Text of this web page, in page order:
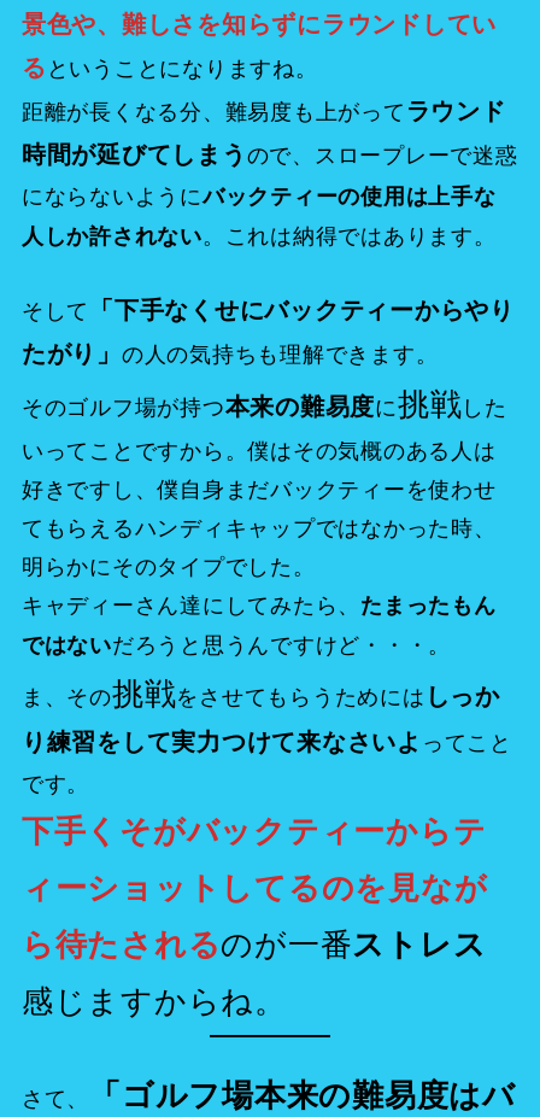
景色や、難しさを知らずにラウンドしてい
る ということになりますね。
距離が長くなる分、難易度も上がってラウンド
時間が延びてしまうので、スロープレーで迷惑
にならないようにバックティーの使用は上手な
人しか許されない。これは納得ではあります。
そして 「下手なくせにバックティーからやり
たがり」 の人の気持ちも理解できます。
そのゴルフ場が持つ本来の難易度に挑戦した
いってことですから。僕はその気概のある人は
好きですし、僕自身まだバックティーを使わせ
てもらえるハンディキャップではなかった時、
明らかにそのタイプでした。
キャディーさん達にしてみたら、 たまったもん
ではないだろうと思うんですけど・・・。
ま、その挑戦をさせてもらうためには しっか
り練習をして実力つけて来なさいよ ってこと
です。
下手くそがバックティーからテ
ィーショットしてるのを見なが
ら待たされるのが一番ストレス
感じますからね。
さて、
「ゴルフ場本来の難易度はバ